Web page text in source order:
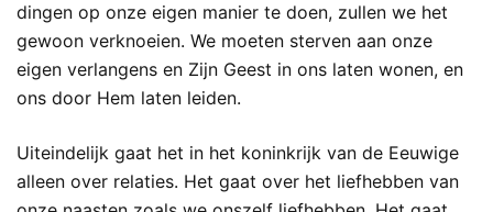
dingen op onze eigen manier te doen, zullen we het
gewoon verknoeien. We moeten sterven aan onze
eigen verlangens en Zijn Geest in ons laten wonen, en
ons door Hem laten leiden.
Uiteindelijk gaat het in het koninkrijk van de Eeuwige
alleen over relaties. Het gaat over het liefhebben van